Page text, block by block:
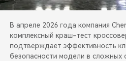
ВИДЕООБЗОРЫ
CHERY ДЛЯ ДЕТЕЙ
В апреле 2026 года компания
комплексный краш-тест
подтверждает эффективность
безопасности модели в сложных